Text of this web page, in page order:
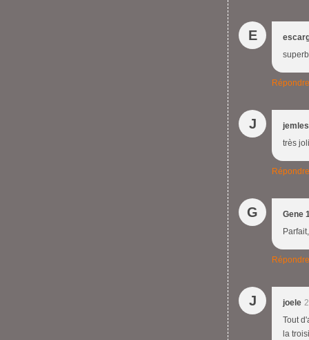
E
Répondre
J
très
Répondre
G
Gene
Répondre
J joele
Tout
la